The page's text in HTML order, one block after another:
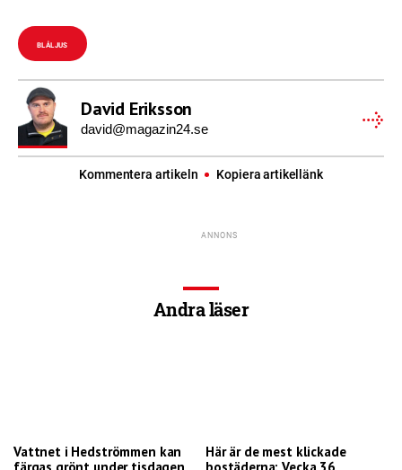
BLÅLJUS
David Eriksson
david@magazin24.se
Kommentera artikeln Kopiera artikellänk
Andra läser
Vattnet i Hedströmmen kan
Här är de mest klickade